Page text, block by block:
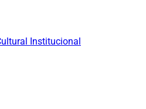
Institucional